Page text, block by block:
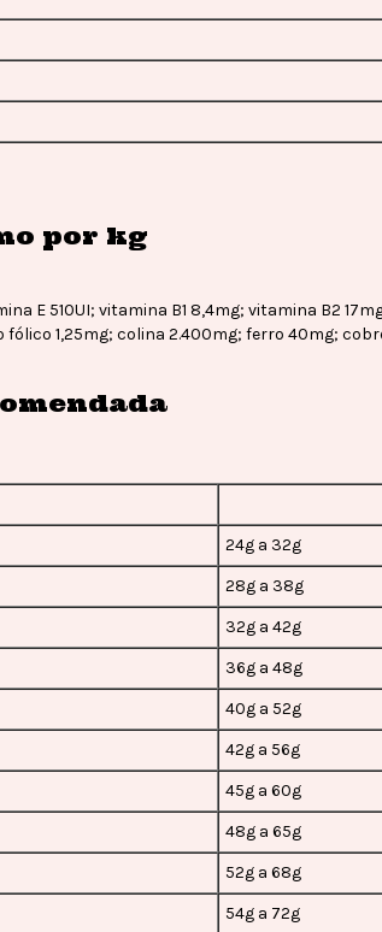
por kg
E 510UI; vitamina B1 8,4mg; vitamina B2
1,25mg; colina 2.400mg; ferro 40mg;
24g a 32g
28g a 38g
32g a 42g
36g a 48g
40g a 52g
42g a 56g
45g a 60g
48g a 65g
52g a 68g
54g a 72g